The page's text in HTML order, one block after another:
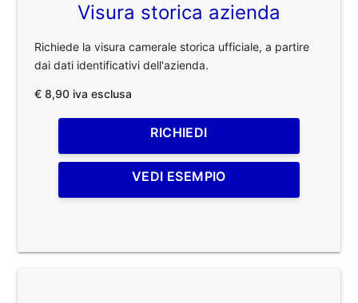
Visura storica azienda
Richiede la visura camerale storica ufficiale, a partire
dai dati identificativi dell'azienda.
€ 8,90 iva esclusa
RICHIEDI
VEDI ESEMPIO